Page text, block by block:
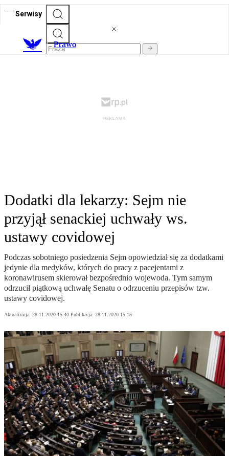
Serwisy
Prawo
Dodatki dla lekarzy: Sejm nie
przyjął senackiej uchwały ws.
ustawy covidowej
Podczas sobotniego posiedzenia Sejm opowiedział się za dodatkami
jedynie dla medyków, których do pracy z pacejentami z
koronawirusem skierował bezpośrednio wojewoda. Tym samym
odrzucił piątkową uchwałę Senatu o odrzuceniu przepisów tzw.
ustawy covidowej.
Aktualizacja: 28.11.2020 15:40 Publikacja: 28.11.2020 15:15